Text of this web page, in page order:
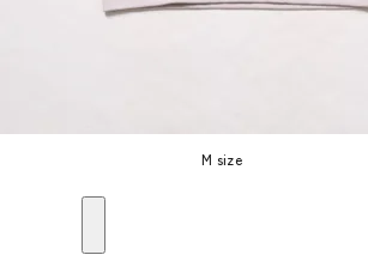
M size